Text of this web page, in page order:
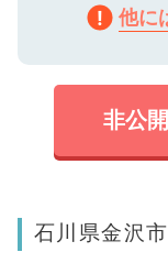
他に
非公
石川県金沢